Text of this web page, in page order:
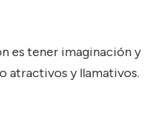
es tener imaginación y
atractivos y llamativos.